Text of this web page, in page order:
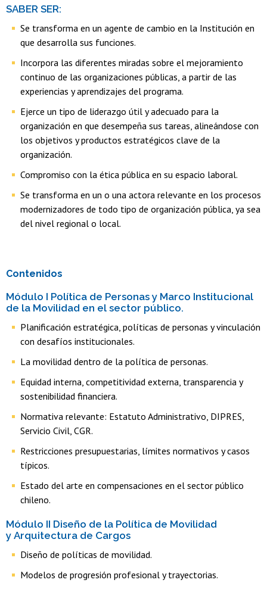
SABER SER:
Se transforma en un agente de cambio en la Institución en
que desarrolla sus funciones.
Incorpora las diferentes miradas sobre el mejoramiento
continuo de las organizaciones públicas, a partir de las
experiencias y aprendizajes del programa.
Ejerce un tipo de liderazgo útil y adecuado para la
organización en que desempeña sus tareas, alineándose con
los objetivos y productos estratégicos clave de la
organización.
Compromiso con la ética pública en su espacio laboral.
Se transforma en un o una actora relevante en los procesos
modernizadores de todo tipo de organización pública, ya sea
del nivel regional o local.
Contenidos
Módulo I Política de Personas y Marco Institucional
de la Movilidad en el sector público.
Planificación estratégica, políticas de personas y vinculación
con desafíos institucionales.
La movilidad dentro de la política de personas.
Equidad interna, competitividad externa, transparencia y
sostenibilidad financiera.
Normativa relevante: Estatuto Administrativo, DIPRES,
Servicio Civil, CGR.
Restricciones presupuestarias, límites normativos y casos
típicos.
Estado del arte en compensaciones en el sector público
chileno.
Módulo II Diseño de la Política de Movilidad
y Arquitectura de Cargos
Diseño de políticas de movilidad.
Modelos de progresión profesional y trayectorias.